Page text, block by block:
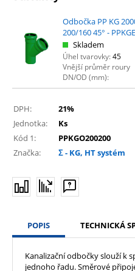
Odbočka PP KG
200/160 45° -
Skladem
Úhel tvarovky:45
Vnější průměr roury
DN/OD (mm):
DPH:
21%
Jednotka:
Ks
Kód 1:
PPKGO200200
Značka:
Σ - KG, HT systém
POPIS TECHNICKÁ
Kanalizační odbočky slouží k
jednoho řadu. Směrové